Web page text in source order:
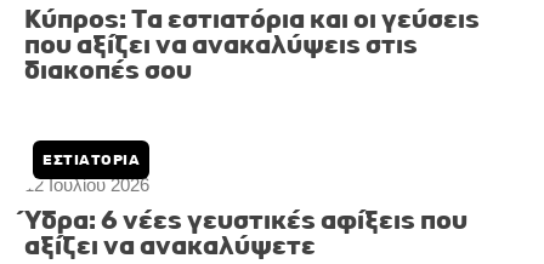
Κύπρος: Τα εστιατόρια και οι γεύσεις
που αξίζει να ανακαλύψεις στις
διακοπές σου
12 Ιουλίου 2026
ΕΣΤΙΑΤΟΡΙΑ
Ύδρα: 6 νέες γευστικές αφίξεις που
αξίζει να ανακαλύψετε